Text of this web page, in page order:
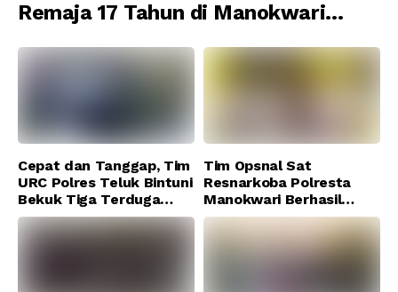
Remaja 17 Tahun di Manokwari
Jatanras Polda Papua Barat
Cepat dan Tanggap, Tim
URC Polres Teluk Bintuni
Bekuk Tiga Terduga
Pelaku Pencurian di SMA
Sanawesen
Tim Opsnal Sat
Resnarkoba Polresta
Manokwari Berhasil
Ungkap Kasus Tindak
Pidana Narkotika
Golongan I Jenis Shabu